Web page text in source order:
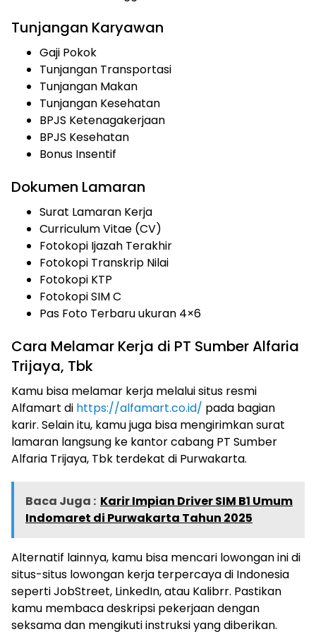
Tunjangan Karyawan
Gaji Pokok
Tunjangan Transportasi
Tunjangan Makan
Tunjangan Kesehatan
BPJS Ketenagakerjaan
BPJS Kesehatan
Bonus Insentif
Dokumen Lamaran
Surat Lamaran Kerja
Curriculum Vitae (CV)
Fotokopi Ijazah Terakhir
Fotokopi Transkrip Nilai
Fotokopi KTP
Fotokopi SIM C
Pas Foto Terbaru ukuran 4×6
Cara Melamar Kerja di PT Sumber Alfaria
Trijaya, Tbk
Kamu bisa melamar kerja melalui situs resmi
Alfamart di https://alfamart.co.id/ pada bagian
karir. Selain itu, kamu juga bisa mengirimkan surat
lamaran langsung ke kantor cabang PT Sumber
Alfaria Trijaya, Tbk terdekat di Purwakarta.
Baca Juga : Karir Impian Driver SIM B1 Umum
Indomaret di Purwakarta Tahun 2025
Alternatif lainnya, kamu bisa mencari lowongan ini di
situs-situs lowongan kerja terpercaya di Indonesia
seperti JobStreet, LinkedIn, atau Kalibrr. Pastikan
kamu membaca deskripsi pekerjaan dengan
seksama dan mengikuti instruksi yang diberikan.